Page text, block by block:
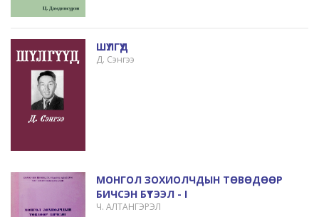
ШҮЛГҮҮД
Д. Сэнгээ
МОНГОЛ ЗОХИОЛЧДЫН ТӨВӨДӨӨР
БИЧСЭН БҮТЭЭЛ - I
Ч. АЛТАНГЭРЭЛ